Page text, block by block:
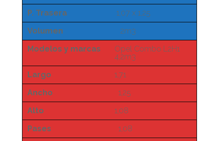
P. Trasera
1,07 x 1,25
Volumen
2m3
Modelos y marcas
Opel Combo L2H1
4,2m3
Largo
1,71
Ancho
1,25
Alto
1,08
Pases
1,08